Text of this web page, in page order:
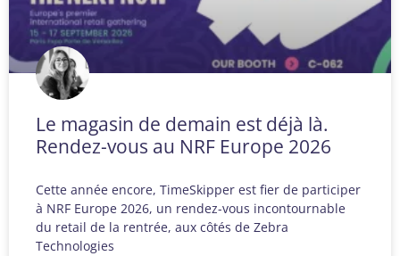
Le magasin de demain est déjà là.
Rendez-vous au NRF Europe 2026
Cette année encore, TimeSkipper est fier de participer
à NRF Europe 2026, un rendez-vous incontournable
du retail de la rentrée, aux côtés de Zebra
Technologies